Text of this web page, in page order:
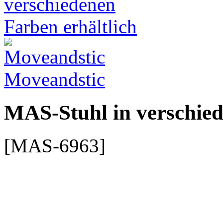
Moveandstic
MAS-Stuhl in
[MAS-6963]